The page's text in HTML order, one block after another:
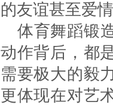
的友谊甚至爱
体育舞蹈锻
动作背后，都
需要极大的毅
更体现在对艺